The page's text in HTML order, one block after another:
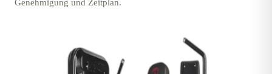
Genehmigung und Zeitplan.